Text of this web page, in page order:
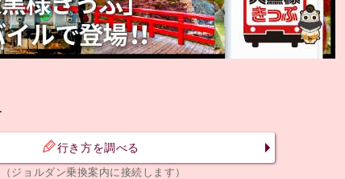
行き方を調べる
（ジョルダン乗換案内に接続します）